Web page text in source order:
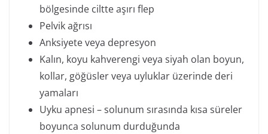
bölgesinde ciltte aşırı flep
Pelvik ağrısı
Anksiyete veya depresyon
Kalın, koyu kahverengi veya siyah olan boyun,
kollar, göğüsler veya uyluklar üzerinde deri
yamaları
Uyku apnesi – solunum sırasında kısa süreler
boyunca solunum durduğunda